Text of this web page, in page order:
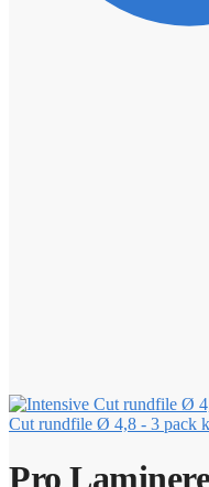
Cut rundfile Ø 4,8 - 3 pack
Pro